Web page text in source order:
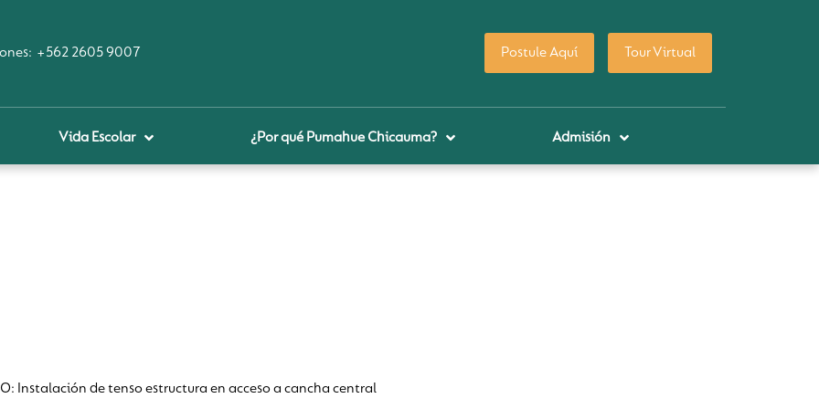
+562 2605 9007 Postule Aquí Tour Virtual
Vida Escolar ¿Por qué Pumahue Chicauma? Admisión
Instalación de tenso estructura en acceso a cancha central